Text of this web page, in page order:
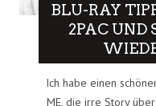
BLU-RAY
2PAC UND
Ich habe einen
ME, die irre Story